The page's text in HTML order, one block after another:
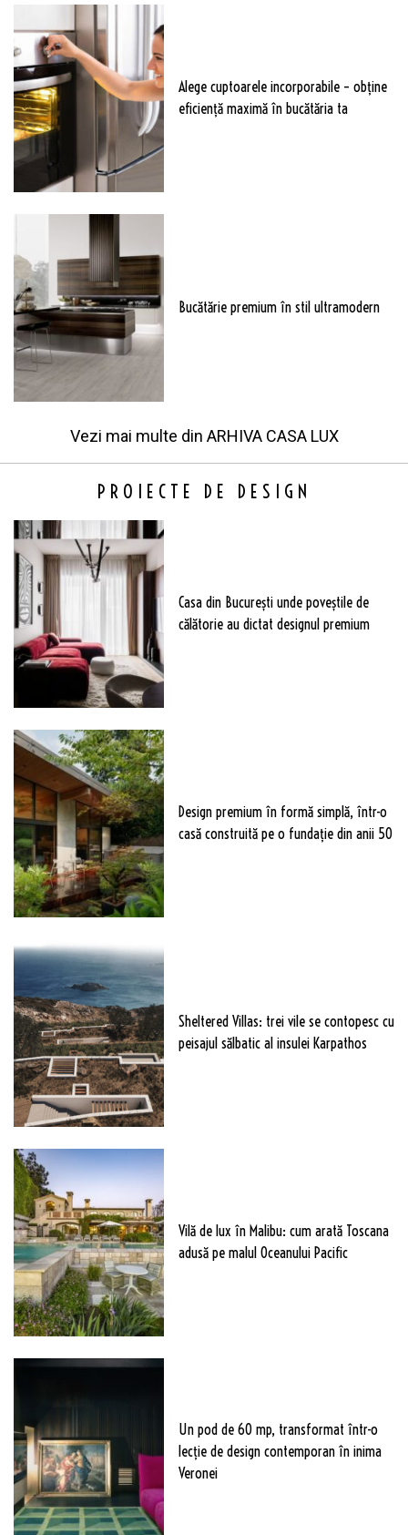
Alege cuptoarele incorporabile – obține
eficiență maximă în bucătăria ta
Bucătărie premium în stil ultramodern
Vezi mai multe din ARHIVA CASA LUX
PROIECTE DE DESIGN
Casa din București unde poveștile de
călătorie au dictat designul premium
Design premium în formă simplă, într-o
casă construită pe o fundație din anii 50
Sheltered Villas: trei vile se contopesc cu
peisajul sălbatic al insulei Karpathos
Vilă de lux în Malibu: cum arată Toscana
adusă pe malul Oceanului Pacific
Un pod de 60 mp, transformat într-o
lecție de design contemporan în inima
Veronei